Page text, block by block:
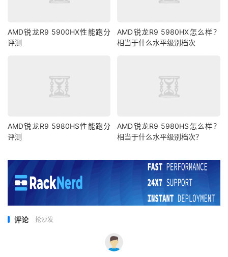
AMD锐龙R9 5900HX性能跑分
评测
AMD锐龙R9 5980HX怎么样？
相当于什么水平级别档次
AMD锐龙R9 5980HS性能跑分
评测
AMD锐龙R9 5980HS怎么样？
相当于什么水平级别档次？
评论 抢沙发